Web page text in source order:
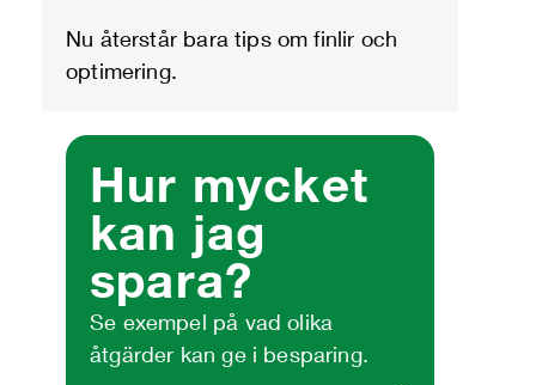
Nu återstår bara tips om finlir och
optimering.
Hur mycket
kan jag
spara?
Se exempel på vad olika
åtgärder kan ge i besparing.